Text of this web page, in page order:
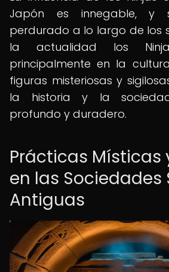
Japón es innegable, y
perdurado a lo largo de los
la actualidad los
principalmente en la
figuras misteriosas y
la historia y la
profundo y duradero.
Prácticas Místicas
en las Sociedades
Antiguas